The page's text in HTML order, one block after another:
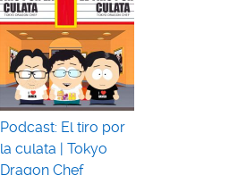
Podcast: El tiro por
la culata | Tokyo
Dragon Chef